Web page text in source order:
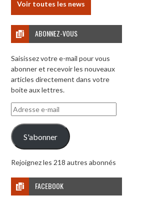
Voir toutes les news
ABONNEZ-VOUS
Saisissez votre e-mail pour vous
abonner et recevoir les nouveaux
articles directement dans votre
boite aux lettres.
Adresse
e-
mail
S'abonner
Rejoignez les 218 autres abonnés
FACEBOOK